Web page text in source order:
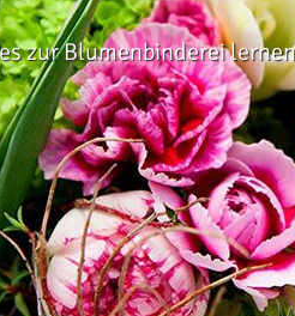
zur Blumenbinderei